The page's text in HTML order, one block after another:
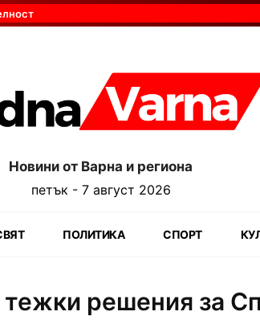
Новини от Варна и региона
петък - 7 август 2026
ПОЛИТИКА СПОРТ
решения за